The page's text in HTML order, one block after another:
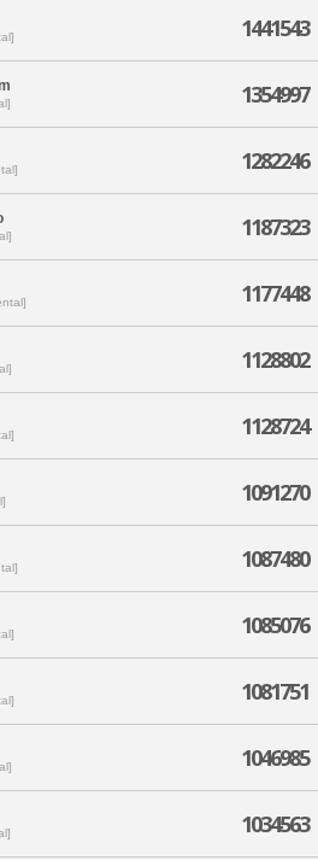
1441543
1354997
1282246
1187323
1177448
1128802
1128724
1091270
1087480
1085076
1081751
1046985
1034563